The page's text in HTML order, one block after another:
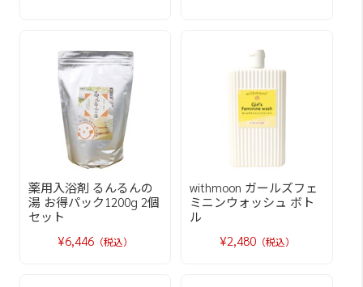
薬用入浴剤 るんるんの
湯 お得パック1200g 2個
セット
¥6,446 （税込）
withmoon ガールズフェ
ミニンウォッシュ ボト
ル
¥2,480（税込）